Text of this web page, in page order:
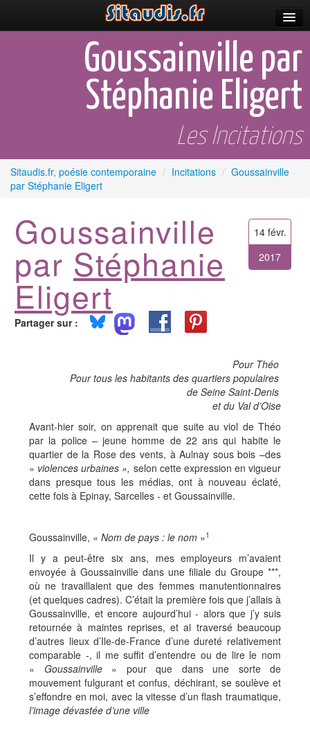
Poèmes et fictions
Auteurs & poètes
Célébrations
Plus
Goussainville par
Stéphanie Eligert
Les Incitations
Sitaudis.fr, poésie contemporaine / Incitations / Goussainville
par Stéphanie Eligert
14 févr.
2017
Goussainville
par Stéphanie
Eligert
Partager sur :
Pour Théo
Pour tous les habitants des quartiers populaires
de Seine Saint-Denis
et du Val d’Oise
Avant-hier soir, on apprenait que suite au viol de Théo
par la police – jeune homme de 22 ans qui habite le
quartier de la Rose des vents, à Aulnay sous bois –des
« violences urbaines », selon cette expression en vigueur
dans presque tous les médias, ont à nouveau éclaté,
cette fois à Epinay, Sarcelles - et Goussainville.
Goussainville, « Nom de pays : le nom »1
Il y a peut-être six ans, mes employeurs m’avaient
envoyée à Goussainville dans une filiale du Groupe ***,
où ne travaillaient que des femmes manutentionnaires
(et quelques cadres). C’était la première fois que j’allais à
Goussainville, et encore aujourd’hui - alors que j’y suis
retournée à maintes reprises, et ai traversé beaucoup
d’autres lieux d’Ile-de-France d’une dureté relativement
comparable -, il me suffit d’entendre ou de lire le nom
« Goussainville» pour que dans une sorte de
mouvement fulgurant et confus, déchirant, se soulève et
s’effondre en moi, avec la vitesse d’un flash traumatique,
l’image dévastée d’une ville